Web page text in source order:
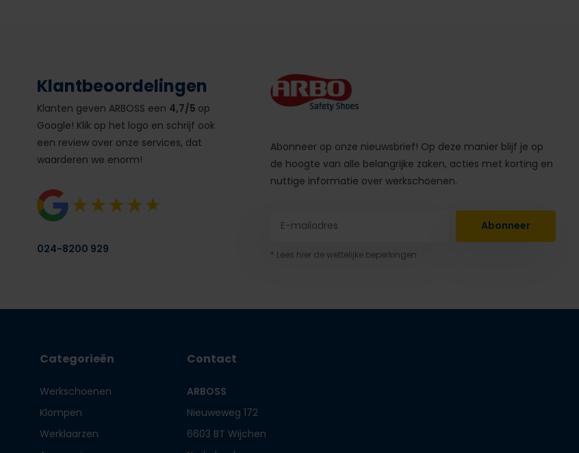
Klantbeoordelingen
Klanten geven ARBOSS een 4,7/5 op
Google! Klik op het logo en schrijf ook
een review over onze services, dat
waarderen we enorm!
024-8200 929
Abonneer op onze nieuwsbrief! Op deze manier blijf je op
de hoogte van alle belangrijke zaken, acties met korting en
nuttige informatie over werkschoenen.
Abonneer
* Lees hier de wettelijke beperkingen
Categorieën
Werkschoenen
Klompen
Werklaarzen
Contact
ARBOSS
Nieuweweg 172
6603 BT Wijchen